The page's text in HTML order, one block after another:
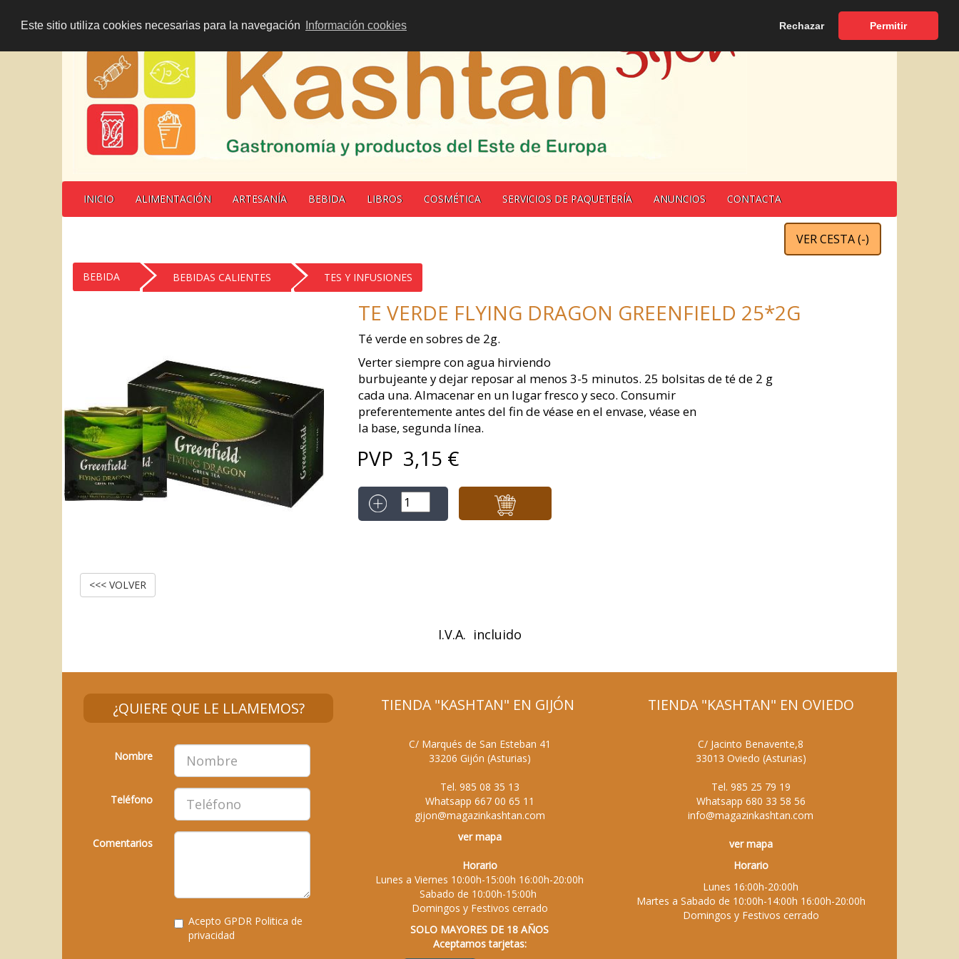
Este sitio utiliza cookies necesarias para la navegación Información cookies Rechazar Permitir
English
INICIO ALIMENTACIÓN ARTESANÍA BEBIDA LIBROS COSMÉTICA SERVICIOS DE PAQUETERÍA ANUNCIOS CONTACTA
VER CESTA (-)
BEBIDA BEBIDAS CALIENTES TES Y INFUSIONES
TE VERDE FLYING DRAGON GREENFIELD 25*2G
Té verde en sobres de 2g.
Verter siempre con agua hirviendo
burbujeante y dejar reposar al menos 3-5 minutos. 25 bolsitas de té de 2 g
cada una. Almacenar en un lugar fresco y seco. Consumir
preferentemente antes del fin de véase en el envase, véase en
la base, segunda línea.
PVP 3,15 €
<<< VOLVER
I.V.A. incluido
¿QUIERE QUE LE LLAMEMOS?
Nombre
Teléfono
Comentarios
Acepto GPDR Politica de
privacidad
TIENDA "KASHTAN" EN GIJÓN
C/ Marqués de San Esteban 41
33206 Gijón (Asturias)
Tel. 985 08 35 13
Whatsapp 667 00 65 11
gijon@magazinkashtan.com
ver mapa
Horario
Lunes a Viernes 10:00h-15:00h 16:00h-20:00h
Sabado de 10:00h-15:00h
Domingos y Festivos cerrado
SOLO MAYORES DE 18 AÑOS
Aceptamos tarjetas:
TIENDA "KASHTAN" EN OVIEDO
C/ Jacinto Benavente,8
33013 Oviedo (Asturias)
Tel. 985 25 79 19
Whatsapp 680 33 58 56
info@magazinkashtan.com
ver mapa
Horario
Lunes 16:00h-20:00h
Martes a Sabado de 10:00h-14:00h 16:00h-20:00h
Domingos y Festivos cerrado